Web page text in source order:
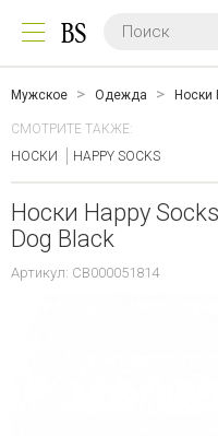
Мужское Одежда Носки
СМОТРИТЕ ТАКЖЕ:
НОСКИ
HAPPY SOCKS
Носки Happy
Dog Black
Артикул: CB000051814